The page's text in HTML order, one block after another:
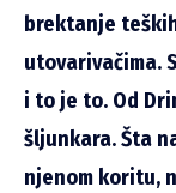
brektanje
utovarivačima.
i to je to. Od
šljunkara. Šta
njenom koritu,